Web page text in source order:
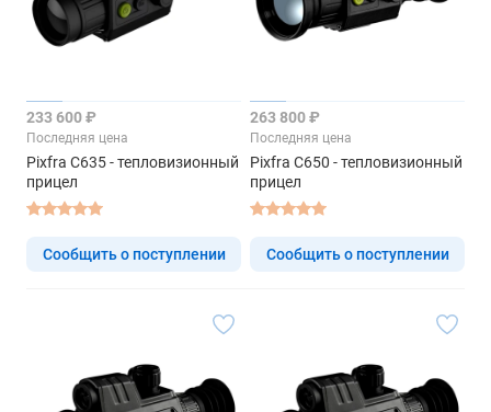
233 600 ₽
Последняя цена
Pixfra C635 - тепловизионный
прицел
Сообщить о поступлении
263 800 ₽
Последняя цена
Pixfra C650 - тепловизионный
прицел
Сообщить о поступлении